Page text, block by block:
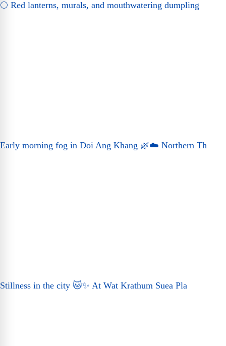
🌕 Red lanterns, murals, and mouthwatering dumpling
Early morning fog in Doi Ang Khang 🌿☁️ Northern Th
Stillness in the city 🐱✨ At Wat Krathum Suea Pla